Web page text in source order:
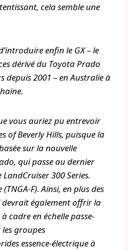
cela semble une
enfin le GX – le
dérivé du Toyota Prado
depuis 2001 – en Australie à
vous auriez pu entrevoir
of Beverly Hills, puisque la
sur la nouvelle
qui passe au dernier
300 Series.
F). Ainsi, en plus des
devrait également offrir la
cadre en échelle passe-
groupes
essence-électrique à